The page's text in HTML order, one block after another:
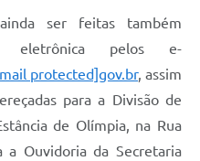
ser feitas também
eletrônica pelos e-
protected]gov.br, assim
para a Divisão de
de Olímpia, na Rua
Ouvidoria da Secretaria